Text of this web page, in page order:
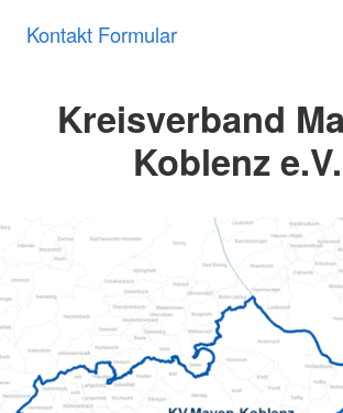
Kontakt Formular
Kreisverband
Koblenz e.V.